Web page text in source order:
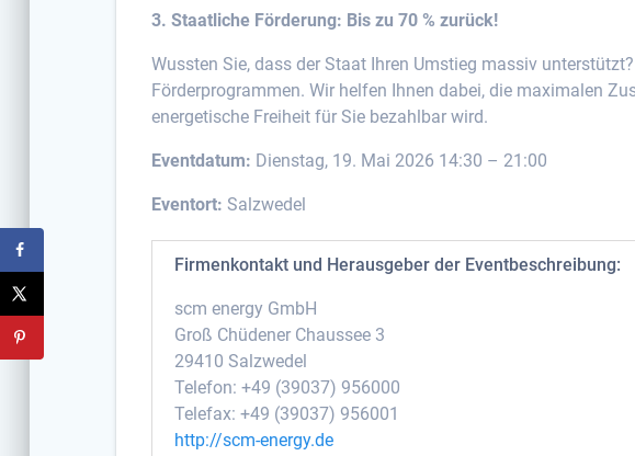
3. Staatliche Förderung: Bis zu 70 % zurück!
Wussten Sie, dass der Staat Ihren Umstieg massiv
Förderprogrammen. Wir helfen Ihnen dabei, die maximalen
energetische Freiheit für Sie bezahlbar wird.
Eventdatum: Dienstag, 19. Mai 2026 14:30 – 21:00
Eventort: Salzwedel
Firmenkontakt und Herausgeber der Eventbeschreibung:
scm energy GmbH
Groß Chüdener Chaussee 3
29410 Salzwedel
Telefon: +49 (39037) 956000
Telefax: +49 (39037) 956001
http://scm-energy.de